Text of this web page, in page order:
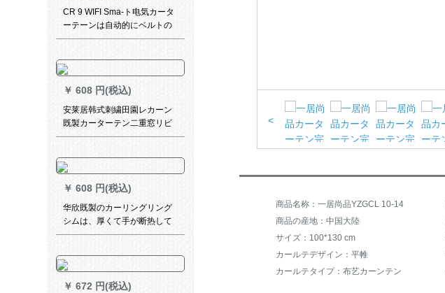
CR 9 WIFI Sma-ト电気カータ
ーテーンは自动的にベルトの
精霊音响コートントラックト
PFK-GD 01-02に合する。
￥ 608 円(税込)
安莱居韩式刺繍田園レカーン
既製カーターテン二重窓リビ
ソン系無の完全遮光布紫布刺
￥ 608 円(税込)
华欣既製のカーリングリング
シムは、厚くて手が断热して
UVカーターの防光遮光リング
ーン【米色布】白纱1米价をプ
レゼにします。
￥ 672 円(税込)
<
商品名称：一居尚品YZGCL 10-14
商品の産地：中国大陸
サイズ：100*130 cm
カールテデザイン：平帷
カールテタイプ：布艺カーンテン